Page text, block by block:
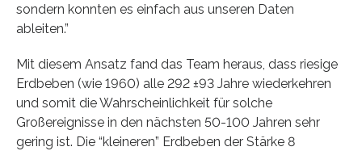
sondern konnten es einfach aus unseren Daten
ableiten.”
Mit diesem Ansatz fand das Team heraus, dass riesige
Erdbeben (wie 1960) alle 292 ±93 Jahre wiederkehren
und somit die Wahrscheinlichkeit für solche
Großereignisse in den nächsten 50-100 Jahren sehr
gering ist. Die “kleineren” Erdbeben der Stärke 8